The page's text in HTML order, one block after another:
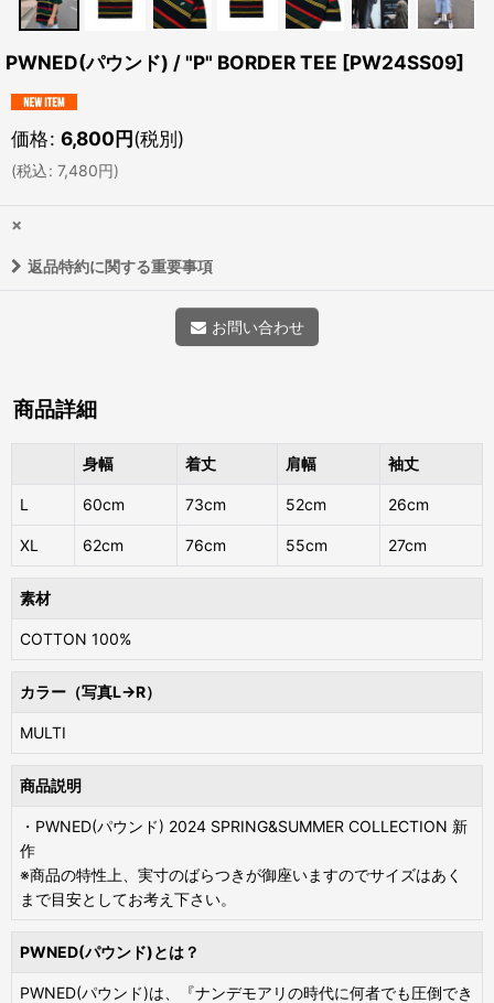
PWNED(パウンド) / "P" BORDER TEE [PW24SS09]
価格: 6,800円(税別)
(税込: 7,480円)
×
返品特約に関する重要事項
お問い合わせ
商品詳細
身幅 着丈 肩幅 袖丈
L 60cm 73cm 52cm 26cm
XL 62cm 76cm 55cm 27cm
素材
COTTON 100%
カラー（写真L→R）
MULTI
商品説明
・PWNED(パウンド) 2024 SPRING&SUMMER COLLECTION 新
作
※商品の特性上、実寸のばらつきが御座いますのでサイズはあく
まで目安としてお考え下さい。
PWNED(パウンド)とは？
PWNED(パウンド)は、『ナンデモアリの時代に何者でも圧倒でき